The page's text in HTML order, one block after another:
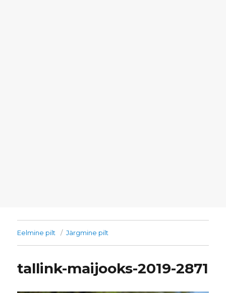
Eelmine pilt Järgmine pilt
tallink-maijooks-2019-2871